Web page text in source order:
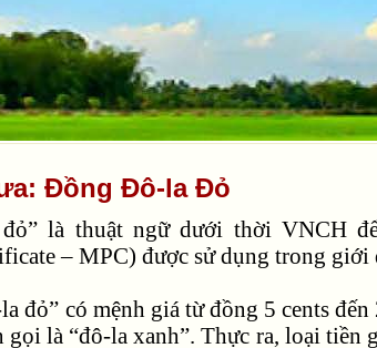
Đồng Đô-la Đỏ
là thuật ngữ dưới thời VNCH
– MPC) được sử dụng trong
đỏ” có mệnh giá từ đồng 5 cents
gọi là “đô-la xanh”. Thực ra, loại tiền